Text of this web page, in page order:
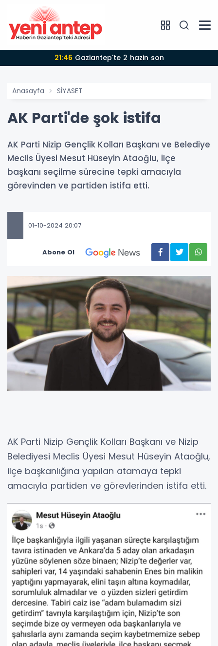
21:46 Gaziantep'te 2 hazin son
Anasayfa SİYASET
AK Parti'de şok istifa
AK Parti Nizip Gençlik Kolları Başkanı ve Belediye
Meclis Üyesi Mesut Hüseyin Ataoğlu, ilçe
başkanı seçilme sürecine tepki amacıyla
görevinden ve partiden istifa etti.
01-10-2024 20:07
Abone Ol
AK Parti Nizip Gençlik Kolları Başkanı ve Nizip
Belediyesi Meclis Üyesi Mesut Hüseyin Ataoğlu,
ilçe başkanlığına yapılan atamaya tepki
amacıyla partiden ve görevlerinden istifa etti.